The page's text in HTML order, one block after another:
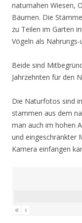
naturnahen Wiesen,
Bäumen. Die
zu Teilen im Garten
Vögeln als
Beide sind
Jahrzehnten für den
Die Naturfotos sind
stammen aus dem
man auch im hohen
und eingeschränkter
Kamera einfangen
« ‹